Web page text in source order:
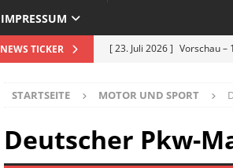
IMPRESSUM
NEWS TICKER [ 23. Juli 2026 ] Vorschau –
[ 12. Juli 2026 ] Roland
Hitze in Bestform !
STARTSEITE MOTOR UND SPORT
Deutscher Pkw-